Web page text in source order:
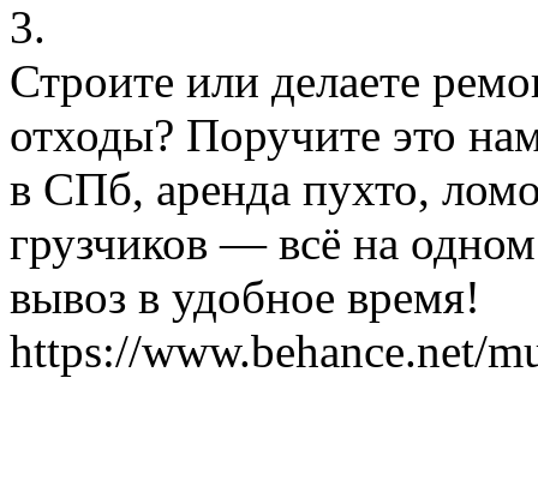
3.
Строите или делаете
отходы? Поручите это
в СПб, аренда пухто,
грузчиков — всё на одном
вывоз в удобное время!
https://www.behance.net/